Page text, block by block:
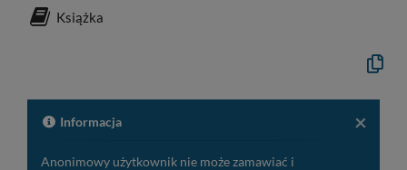
Książka
Kopiuj
do
×
Informacja
Anonimowy użytkownik nie może zamawiać i